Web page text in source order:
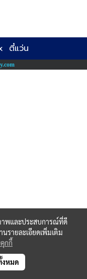
ตี๋แว่น
าพและประสบการณ์ที่ดี
รายละเอียดเพิ่มเติม
กกี้
งหมด